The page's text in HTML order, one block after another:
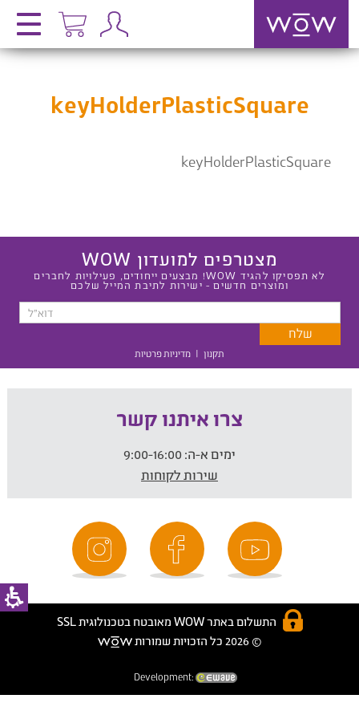
keyHolderPlasticSquare
keyHolderPlasticSquare
מצטרפים למועדון WOW
לא תפסיקו להגיד WOW! מבצעים ייחודים, פעילויות לחברים
ומוצרים חדשים - ישירות לתיבת המייל שלכם
תקנון | מדיניות פרטיות
צרו איתנו קשר
ימים א-ה:
שירות לקוחות
התשלום באתר WOW מאובטח בטכנולוגית SSL
© 2026 כל הזכויות שמורות
Development: